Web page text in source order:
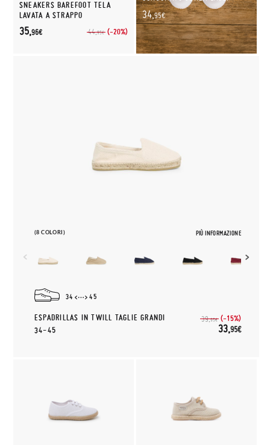
SNEAKERS BAREFOOT TELA
LAVATA A STRAPPO
44,95€ (-20%)
35,96€
34,95€
(8 COLORI) PIÙ INFORMAZIONE
34 45
ESPADRILLAS IN TWILL TAGLIE GRANDI
34-45
39,95€ (-15%)
33,95€